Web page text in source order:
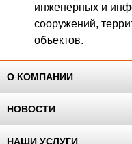
инженерных и
сооружений,
объектов.
О КОМПАНИИ
НОВОСТИ
НАШИ УСЛУГИ